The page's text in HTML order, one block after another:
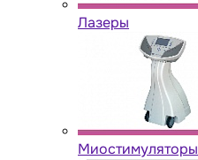
Лазеры
Миостимуляторы